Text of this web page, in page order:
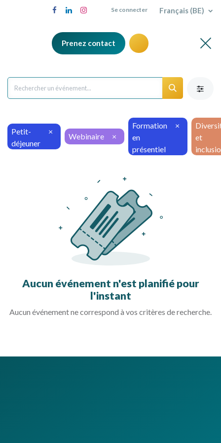
Se connecter Français (BE)
Prenez contact
Petit-
déjeuner
×
Webinaire ×
Formation
en
présentiel
×
et
Aucun événement n'est planifié pour
l'instant
Aucun événement ne correspond à vos critères de recherche.